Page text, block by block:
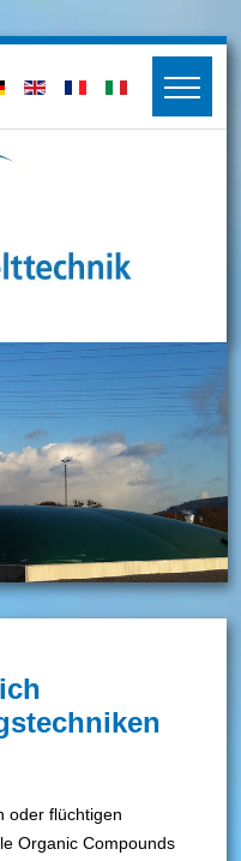
oder flüchtigen
Organic Compounds